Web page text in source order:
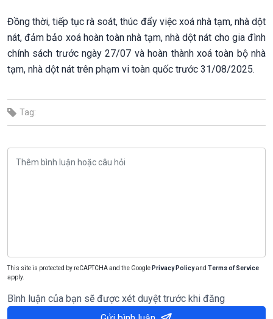
Đồng thời, tiếp tục rà soát, thúc đẩy việc xoá nhà tạm, nhà dột
nát, đảm bảo xoá hoàn toàn nhà tạm, nhà dột nát cho gia đình
chính sách trước ngày 27/07 và hoàn thành xoá toàn bộ nhà
tạm, nhà dột nát trên phạm vi toàn quốc trước 31/08/2025.
Tag:
This site is protected by reCAPTCHA and the Google Privacy Policyand Terms of Service
apply.
Bình luận của bạn sẽ được xét duyệt trước khi đăng